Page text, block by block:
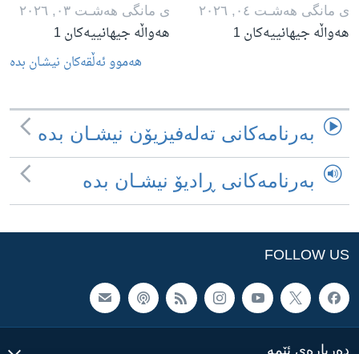
ی مانگی هه‌شـت ٠٤, ٢٠٢٦
هەواڵە جیهانییەکان 1
ی مانگی هه‌شـت ٠٣, ٢٠٢٦
هەواڵە جیهانییەکان 1
هه‌موو ئه‌ڵقه‌کان نیشـان بده‌
به‌رنامه‌کانی ته‌له‌فیزیۆن نیشـان بده‌
به‌رنامه‌کانی ڕادیۆ نیشـان بده‌
FOLLOW US
ده‌رباره‌ی ئێمه‌